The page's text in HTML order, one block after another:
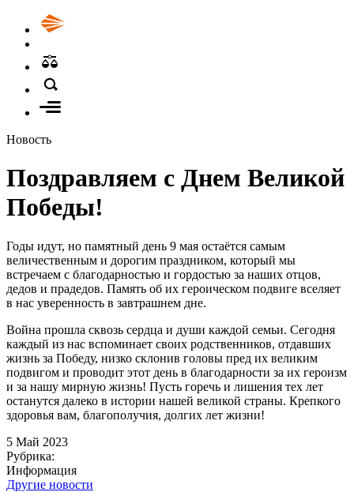
Новость
Поздравляем с Днем Великой
Победы!
Годы идут, но памятный день 9 мая остаётся самым
величественным и дорогим праздником, который мы
встречаем с благодарностью и гордостью за наших отцов,
дедов и прадедов. Память об их героическом подвиге вселяет
в нас уверенность в завтрашнем дне.
Война прошла сквозь сердца и души каждой семьи. Сегодня
каждый из нас вспоминает своих родственников, отдавших
жизнь за Победу, низко склонив головы пред их великим
подвигом и проводит этот день в благодарности за их героизм
и за нашу мирную жизнь! Пусть горечь и лишения тех лет
останутся далеко в истории нашей великой страны. Крепкого
здоровья вам, благополучия, долгих лет жизни!
5 Май 2023
Рубрика:
Информация
Другие новости